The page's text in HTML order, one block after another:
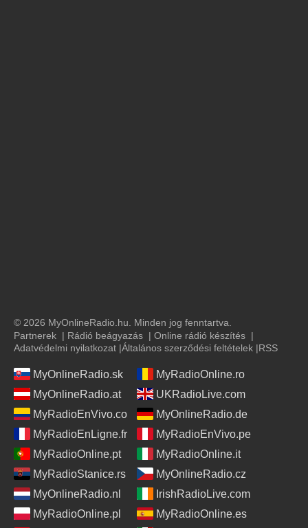
© 2026 MyOnlineRadio.hu. Minden jog fenntartva.
Partnerek | Rádió beágyazás | Online rádió készítés |
Adatvédelmi nyilatkozat |Általános szerződési feltételek |RSS
MyOnlineRadio.sk
MyRadioOnline.ro
MyOnlineRadio.at
UKRadioLive.com
MyRadioEnVivo.co
MyOnlineRadio.de
MyRadioEnLigne.fr
MyRadioEnVivo.pe
MyRadioOnline.pt
MyRadioOnline.it
MyRadioStanice.rs
MyOnlineRadio.cz
MyOnlineRadio.nl
IrishRadioLive.com
MyRadioOnline.pl
MyRadioOnline.es